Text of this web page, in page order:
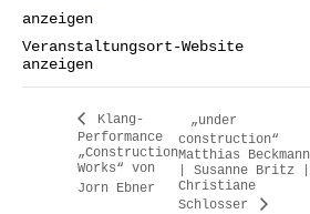
anzeigen
Veranstaltungsort-Website
anzeigen
Klang-
Performance
„Construction
Works“ von
Jorn Ebner
„under
construction“
Matthias Beckmann
| Susanne Britz |
Christiane
Schlosser